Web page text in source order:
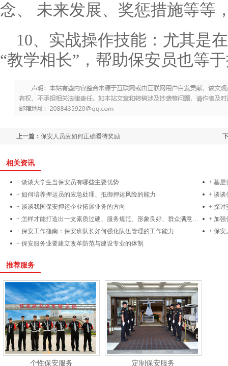
念、 未来发展、奖惩措施等等
10、实战操作技能：尤其是
“教学相长”，帮助保安员也等
上一篇：保安人员应如何正确看待奖励
相关资讯
+ 谈谈大学生当保安员有哪些主要优势
+ 基层
+ 如何培养押运员的应急处理、抵御押运风险的能力
+ 谈谈
+ 谈谈我国保安押运企业拓展业务的方向
+ 探讨
+ 怎样才能打造出一支素质过硬、服务规范、形象良好、群众满意的保安队伍
+ 加强
+ 保安工作指南：保安班队长如何强化队伍管理的工作能力
+ 保安
+ 保安服务业要建立改革防范与建设专业的体制
推荐服务
个性保安服务 定制保安服务